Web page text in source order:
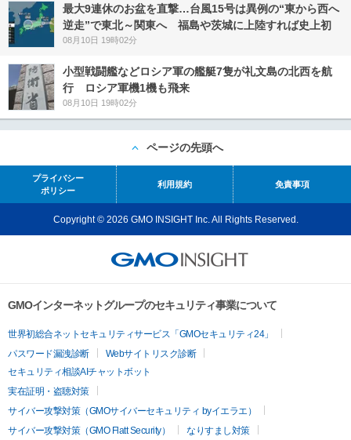
最大9連休のお盆を直撃…台風15号は異例の“東から西へ
逆走”で東北～関東へ 福島や茨城に上陸すれば史上初
08月10日 19時02分
小型戦闘艦などロシア軍の艦艇7隻が礼文島の北西を航
行 ロシア軍機1機も飛来
08月10日 19時02分
ページの先頭へ
プライバシー
ポリシー
利用規約 免責事項
Copyright © 2026 GMO INSIGHT Inc. All Rights Reserved.
GMOインターネットグループのセキュリティ事業について
世界初総合ネットセキュリティサービス「GMOセキュリティ24」
パスワード漏洩診断
Webサイトリスク診断
セキュリティ相談AIチャットボット
実在証明・盗聴対策
サイバー攻撃対策（GMOサイバーセキュリティ byイエラエ）
サイバー攻撃対策（GMO Flatt Security）
なりすまし対策